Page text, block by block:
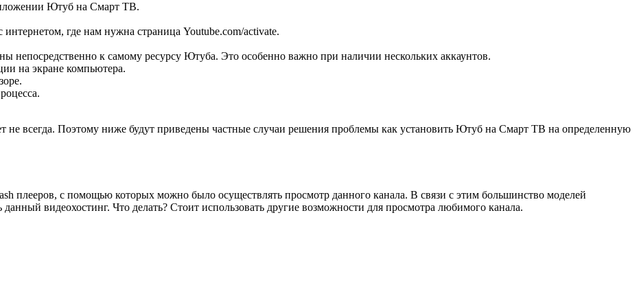
Ютуб на Смарт ТВ.
где нам нужна страница Youtube.com/activate.
непосредственно к самому ресурсу Ютуба. Это особенно важно при наличии нескольких аккаунтов.
на экране компьютера.
не всегда. Поэтому ниже будут приведены частные случаи решения проблемы как установить Ютуб на Смарт ТВ на определенную
плееров, с помощью которых можно было осуществлять просмотр данного канала. В связи с этим большинство моделей
видеохостинг. Что делать? Стоит использовать другие возможности для просмотра любимого канала.